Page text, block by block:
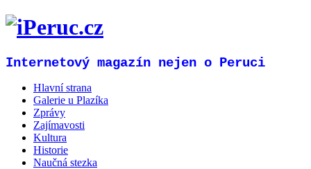
Internetový magazín nejen o Peruci
Hlavní strana
Galerie u Plazíka
Zprávy
Zajímavosti
Kultura
Historie
Naučná stezka